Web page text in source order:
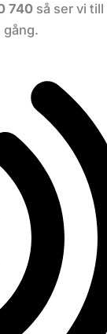
740 så ser vi till
gång.